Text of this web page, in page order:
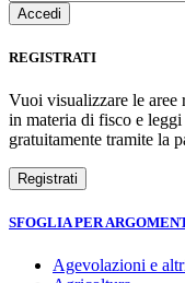
REGISTRATI
Vuoi visualizzare le aree
in materia di fisco e
gratuitamente tramite la
SFOGLIA PER
Agevolazioni e